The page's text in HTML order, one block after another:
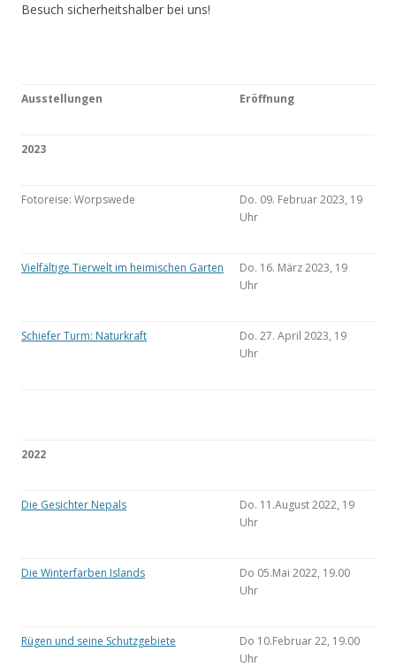
Besuch sicherheitshalber bei uns!
Ausstellungen Eröffnung
2023
Fotoreise: Worpswede
Do. 09. Februar 2023, 19
Uhr
Vielfältige Tierwelt im heimischen Garten
Do. 16. März 2023, 19
Uhr
Schiefer Turm: Naturkraft
Do. 27. April 2023, 19
Uhr
2022
Die Gesichter Nepals
Do. 11.August 2022, 19
Uhr
Die Winterfarben Islands
Do 05.Mai 2022, 19.00
Uhr
Rügen und seine Schutzgebiete
Do 10.Februar 22, 19.00
Uhr